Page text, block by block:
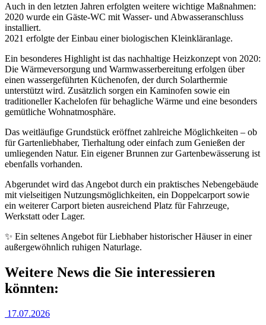
Auch in den letzten Jahren erfolgten weitere wichtige Maßnahmen:
2020 wurde ein Gäste-WC mit Wasser- und Abwasseranschluss
installiert.
2021 erfolgte der Einbau einer biologischen Kleinkläranlage.
Ein besonderes Highlight ist das nachhaltige Heizkonzept von 2020:
Die Wärmeversorgung und Warmwasserbereitung erfolgen über
einen wassergeführten Küchenofen, der durch Solarthermie
unterstützt wird. Zusätzlich sorgen ein Kaminofen sowie ein
traditioneller Kachelofen für behagliche Wärme und eine besonders
gemütliche Wohnatmosphäre.
Das weitläufige Grundstück eröffnet zahlreiche Möglichkeiten – ob
für Gartenliebhaber, Tierhaltung oder einfach zum Genießen der
umliegenden Natur. Ein eigener Brunnen zur Gartenbewässerung ist
ebenfalls vorhanden.
Abgerundet wird das Angebot durch ein praktisches Nebengebäude
mit vielseitigen Nutzungsmöglichkeiten, ein Doppelcarport sowie
ein weiterer Carport bieten ausreichend Platz für Fahrzeuge,
Werkstatt oder Lager.
✨ Ein seltenes Angebot für Liebhaber historischer Häuser in einer
außergewöhnlich ruhigen Naturlage.
Weitere News die Sie interessieren
könnten:
17.07.2026